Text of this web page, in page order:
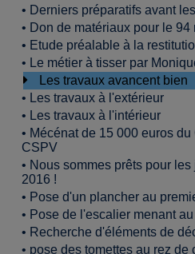
• Derniers préparatifs avant
• Don de matériaux pour le 94
• Etude préalable à la
• Le métier à tisser par
Les travaux avancent bien
• Les travaux à l'extérieur
• Les travaux à l'intérieur
• Mécénat de 15 000 euros
CSPV
• Nous sommes prêts pour
2016 !
• Pose d'un plancher au
• Pose de l'escalier menant
• Recherche d'éléments de
• pose des tomettes au rez de